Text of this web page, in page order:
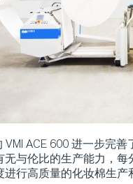
VMI ACE 600 进一步完
无与伦比的生产能力，
进行高质量的化妆棉生产